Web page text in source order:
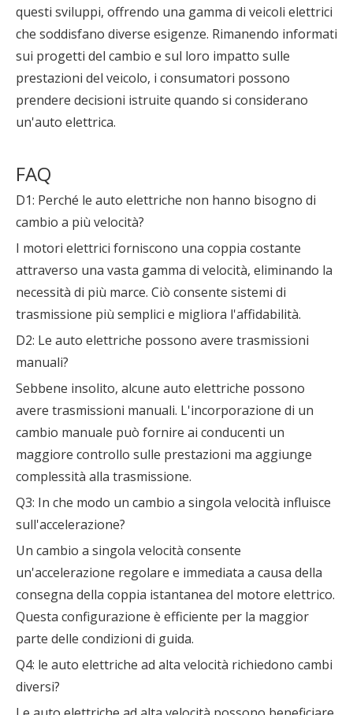
questi sviluppi, offrendo una gamma di veicoli elettrici
che soddisfano diverse esigenze. Rimanendo informati
sui progetti del cambio e sul loro impatto sulle
prestazioni del veicolo, i consumatori possono
prendere decisioni istruite quando si considerano
un'auto elettrica.
FAQ
D1: Perché le auto elettriche non hanno bisogno di
cambio a più velocità?
I motori elettrici forniscono una coppia costante
attraverso una vasta gamma di velocità, eliminando la
necessità di più marce. Ciò consente sistemi di
trasmissione più semplici e migliora l'affidabilità.
D2: Le auto elettriche possono avere trasmissioni
manuali?
Sebbene insolito, alcune auto elettriche possono
avere trasmissioni manuali. L'incorporazione di un
cambio manuale può fornire ai conducenti un
maggiore controllo sulle prestazioni ma aggiunge
complessità alla trasmissione.
Q3: In che modo un cambio a singola velocità influisce
sull'accelerazione?
Un cambio a singola velocità consente
un'accelerazione regolare e immediata a causa della
consegna della coppia istantanea del motore elettrico.
Questa configurazione è efficiente per la maggior
parte delle condizioni di guida.
Q4: le auto elettriche ad alta velocità richiedono cambi
diversi?